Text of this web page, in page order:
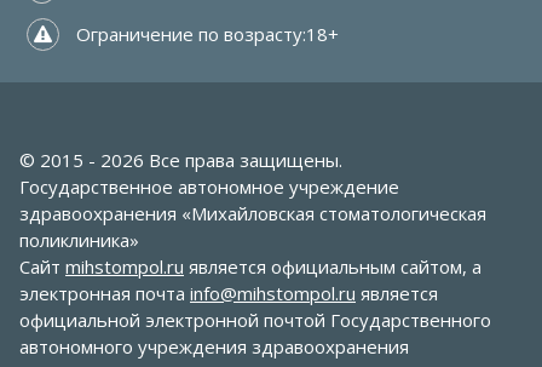
Ограничение по возрасту:18+
© 2015 - 2026 Все права защищены.
Государственное автономное учреждение
здравоохранения «Михайловская стоматологическая
поликлиника»
Сайт mihstompol.ru является официальным сайтом, а
электронная почта info@mihstompol.ru является
официальной электронной почтой Государственного
автономного учреждения здравоохранения